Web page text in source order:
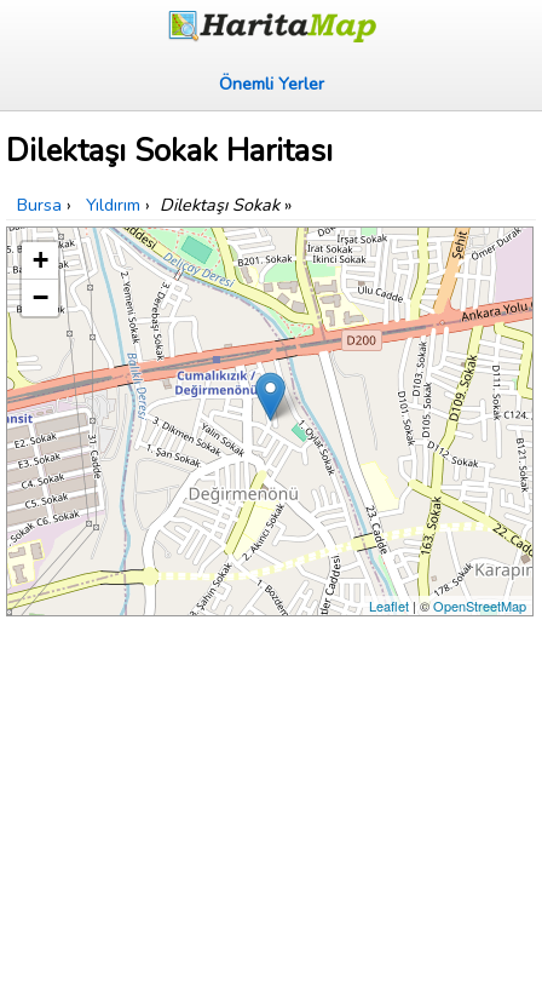
Önemli Yerler
Dilektaşı Sokak Haritası
Bursa › Yıldırım › Dilektaşı Sokak»
+
−
Leaflet| ©OpenStreetMap